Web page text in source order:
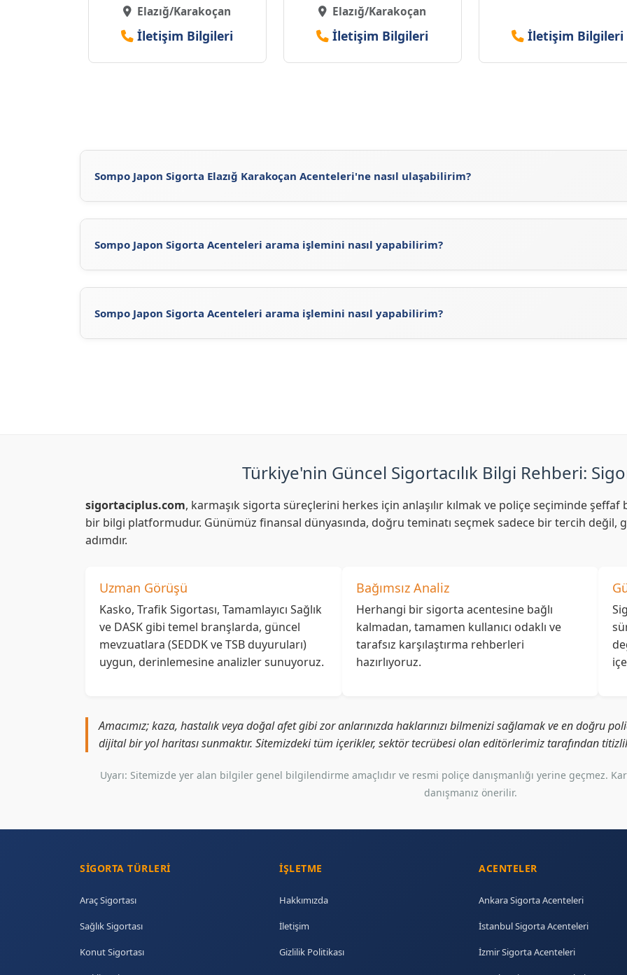
Elazığ/Karakoçan
İletişim Bilgileri
Elazığ/Karakoçan
İletişim Bilgileri İletişim Bilgileri
Sompo Japon Sigorta Elazığ Karakoçan Acenteleri'ne nasıl ulaşabilirim?
ulaşabilirsiniz. Sompo Japon Sigorta'nun
Japon Sigorta acentelerine ulaşabilirsiniz.
Sompo Japon Sigorta Acenteleri arama işlemini nasıl yapabilirim?
Sigorta'ne ait acentelerin iletişim bilgilerini ve konumlarını görebilirsiniz. Ayrıca, Sompo Japon
sitemizdeki güncel Sompo Japon Sigorta Acenteleri'ni inceleyerek Sompo Japon Sigorta acentelerine
Sompo Japon Sigorta Acenteleri arama işlemini nasıl yapabilirim?
Türkiye'nin Güncel Sigortacılık Bilgi Rehberi:
sigortaciplus.com, karmaşık sigorta süreçlerini herkes için anlaşılır kılmak ve poliçe seçiminde şeffaf
bir bilgi platformudur. Günümüz finansal dünyasında, doğru teminatı seçmek sadece bir tercih değil,
adımdır.
Uzman Görüşü
Kasko, Trafik Sigortası, Tamamlayıcı Sağlık
ve DASK gibi temel branşlarda, güncel
mevzuatlara (SEDDK ve TSB duyuruları)
uygun, derinlemesine analizler sunuyoruz.
Bağımsız Analiz
Herhangi bir sigorta acentesine bağlı
kalmadan, tamamen kullanıcı odaklı ve
tarafsız karşılaştırma rehberleri
hazırlıyoruz.
Amacımız; kaza, hastalık veya doğal afet gibi zor anlarınızda haklarınızı bilmenizi sağlamak ve en doğru
dijital bir yol haritası sunmaktır. Sitemizdeki tüm içerikler, sektör tecrübesi olan editörlerimiz tarafından
Uyarı: Sitemizde yer alan bilgiler genel bilgilendirme amaçlıdır ve resmi poliçe danışmanlığı yerine geçmez.
danışmanız önerilir.
SIGORTA TÜRLERI
Araç Sigortası
Sağlık Sigortası
Konut Sigortası
İŞLETME
Hakkımızda
İletişim
Gizlilik Politikası
ACENTELER
Ankara Sigorta Acenteleri
İstanbul Sigorta Acenteleri
İzmir Sigorta Acenteleri